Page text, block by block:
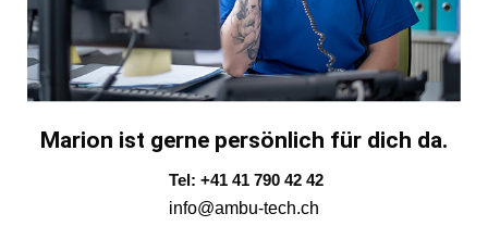
Marion ist gerne persönlich für dich da.
Tel: +41 41 790 42 42
info@ambu-tech.ch